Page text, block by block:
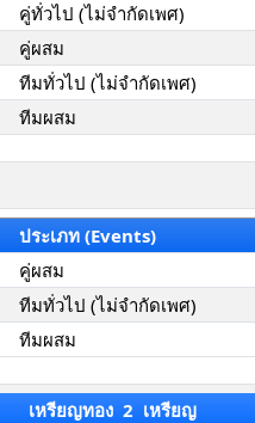
คู่ทั่วไป (ไม่จำกัดเพศ)
คู่ผสม
ทีมทั่วไป (ไม่จำกัดเพศ)
ทีมผสม
ประเภท (Events)
คู่ผสม
ทีมทั่วไป (ไม่จำกัดเพศ)
ทีมผสม
เหรียญทอง 2 เหรียญ